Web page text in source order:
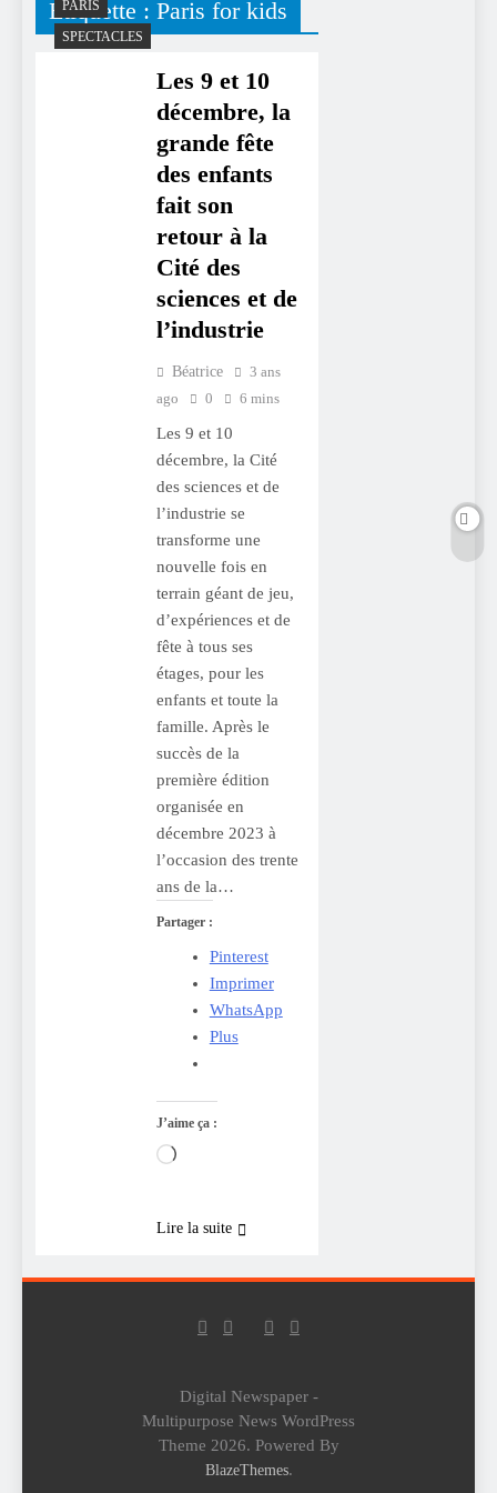
Étiquette : Paris for kids
PARIS
SPECTACLES
Les 9 et 10
décembre, la
grande fête
des enfants
fait son
retour à la
Cité des
sciences et de
l’industrie
Béatrice
3 ans
ago
0 6 mins
Les 9 et 10
décembre, la Cité
des sciences et de
l’industrie se
transforme une
nouvelle fois en
terrain géant de jeu,
d’expériences et de
fête à tous ses
étages, pour les
enfants et toute la
famille. Après le
succès de la
première édition
organisée en
décembre 2023 à
l’occasion des trente
ans de la…
Partager :
Pinterest
Imprimer
WhatsApp
Plus
J’aime ça :
Chargement…
Lire la suite
Digital Newspaper -
Multipurpose News WordPress
Theme 2026. Powered By
BlazeThemes.